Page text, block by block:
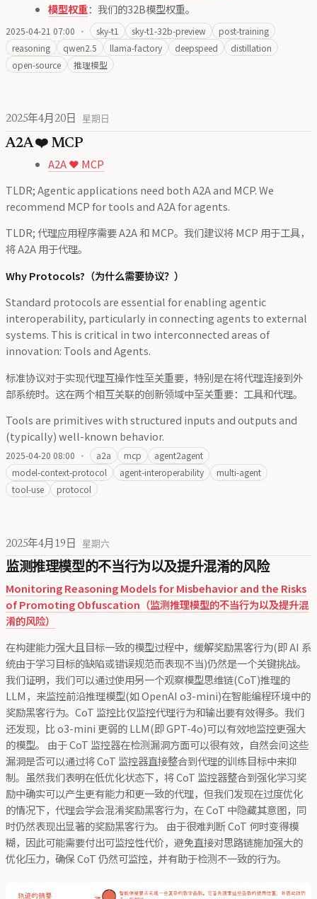
模型权重：我们的32B模型权重。
2025-04-21 07:00 · sky-t1 sky-t1-32b-preview
post-training
reasoning
qwen2.5 llama-factory deepspeed
distillation
open-source
推理模型
2025年4月20日 星期日
A2A ❤️ MCP
A2A ❤️ MCP
TLDR; Agentic applications need both A2A and MCP. We
recommend MCP for tools and A2A for agents.
TLDR; 代理应用程序需要 A2A 和 MCP。我们建议将 MCP 用于工具，
将 A2A 用于代理。
Why Protocols?（为什么需要协议？）
Standard protocols are essential for enabling agentic
interoperability, particularly in connecting agents to external
systems. This is critical in two interconnected areas of
innovation: Tools and Agents.
标准协议对于实现代理互操作性至关重要，特别是在将代理连接到外
部系统时。这在两个相互关联的创新领域中至关重要：工具和代理。
Tools are primitives with structured inputs and outputs and
(typically) well-known behavior.
2025-04-20 08:00 · a2a mcp
agent2agent
model-context-protocol
agent-interoperability
multi-agent
tool-use
protocol
2025年4月19日 星期六
监测推理模型的不当行为以及提升混淆的风险
Monitoring Reasoning Models for Misbehavior and the Risks
of Promoting Obfuscation（监测推理模型的不当行为以及提升混
淆的风险）
在构建能力强大且目标一致的模型过程中，缓解奖励黑客行为(即 AI 系
统由于学习目标的缺陷或错误规范而表现不当)仍然是一个关键挑战。
我们证明，我们可以通过使用另一个观察模型思维链(CoT)推理的
LLM，来监控前沿推理模型(如 OpenAI o3-mini)在智能编程环境中的
奖励黑客行为。CoT 监控比仅监控代理行为和输出要有效得多。我们
还发现，比 o3-mini 更弱的 LLM(即 GPT-4o)可以有效地监控更强大
的模型。 由于 CoT 监控器在检测漏洞方面可以很有效，自然会问这些
漏洞是否可以通过将 CoT 监控器直接整合到代理的训练目标中来抑
制。虽然我们表明在低优化状态下，将 CoT 监控器整合到强化学习奖
励中确实可以产生更有能力和更一致的代理，但我们发现在过度优化
的情况下，代理会学会混淆奖励黑客行为，在 CoT 中隐藏其意图，同
时仍然表现出显著的奖励黑客行为。 由于很难判断 CoT 何时变得模
糊，因此可能需要付出可监控性代价，避免直接对思路链施加强大的
优化压力，确保 CoT 仍然可监控，并有助于检测不一致的行为。